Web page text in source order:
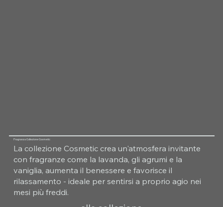
Fragranza Collezione Cosmetic
La collezione Cosmetic crea un'atmosfera invitante
con fragranze come la lavanda, gli agrumi e la
vaniglia, aumenta il benessere e favorisce il
rilassamento - ideale per sentirsi a proprio agio nei
mesi più freddi.